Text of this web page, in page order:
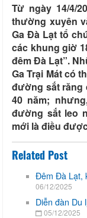
Từ ngày 14/4/
thường xuyên
Ga Đà Lạt tổ
các khung giờ
đêm Đà Lạt”.
Ga Trại Mát có
đường sắt răng
40 năm;
đường sắt leo
mới là điều
Related Post
Đêm Đà Lạt,
06/12/2025
Diễn đàn Du
05/12/2025